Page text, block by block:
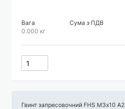
Вага
0.000 кг
Сума з ПДВ
Гвинт запресовочний FHS М3х10 А2